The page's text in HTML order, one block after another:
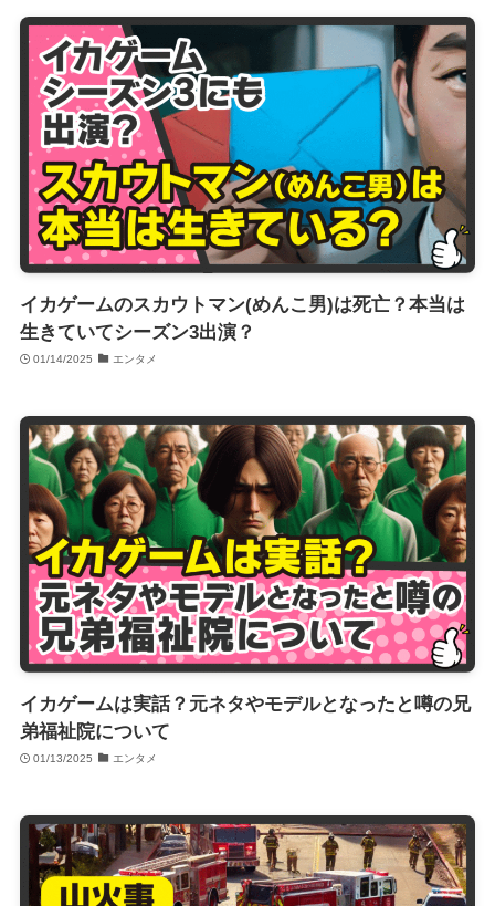
イカゲームのスカウトマン(めんこ男)は死亡？本当は
生きていてシーズン3出演？
01/14/2025 エンタメ
イカゲームは実話？元ネタやモデルとなったと噂の兄
弟福祉院について
01/13/2025 エンタメ